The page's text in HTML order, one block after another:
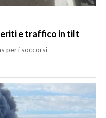
e traffico in tilt
per i soccorsi